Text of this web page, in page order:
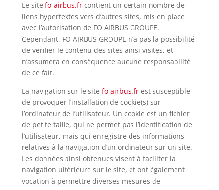
Le site fo-airbus.frcontient un certain nombre de
liens hypertextes vers d’autres sites, mis en place
avec l’autorisation de FO AIRBUS GROUPE.
Cependant, FO AIRBUS GROUPE n’a pas la possibilité
de vérifier le contenu des sites ainsi visités, et
n’assumera en conséquence aucune responsabilité
de ce fait.
La navigation sur le site fo-airbus.frest susceptible
de provoquer l’installation de cookie(s) sur
l’ordinateur de l’utilisateur. Un cookie est un fichier
de petite taille, qui ne permet pas l’identification de
l’utilisateur, mais qui enregistre des informations
relatives à la navigation d’un ordinateur sur un site.
Les données ainsi obtenues visent à faciliter la
navigation ultérieure sur le site, et ont également
vocation à permettre diverses mesures de